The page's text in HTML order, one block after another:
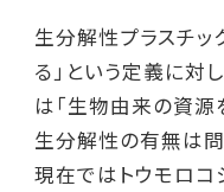
生分解性プラスチッ
る」という定義に対
は「生物由来の資源
生分解性の有無は問
現在ではトウモロコ